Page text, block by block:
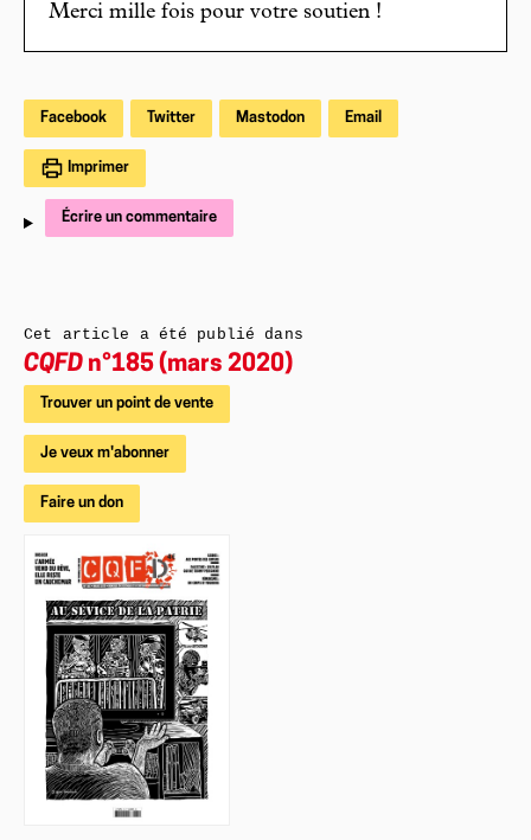
Merci mille fois pour votre soutien !
Facebook Twitter Mastodon Email
Imprimer
Écrire un commentaire
Cet article a été publié dans
CQFD n°185 (mars 2020)
Trouver un point de vente
Je veux m'abonner
Faire un don